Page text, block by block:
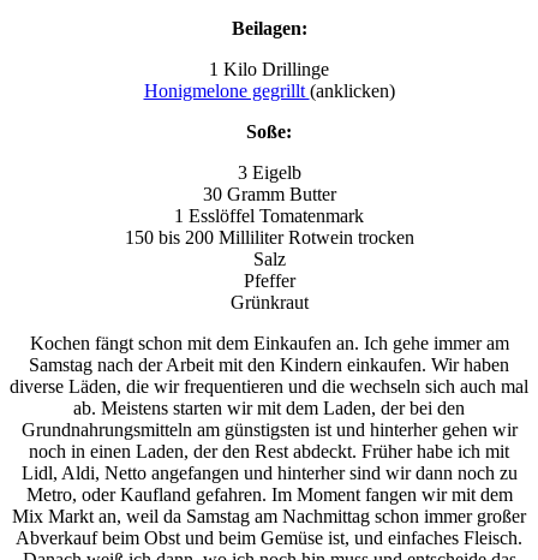
Beilagen:
1 Kilo Drillinge
Honigmelone gegrillt(anklicken)
Soße:
3 Eigelb
30 Gramm Butter
1 Esslöffel Tomatenmark
150 bis 200 Milliliter Rotwein trocken
Salz
Pfeffer
Grünkraut
Kochen fängt schon mit dem Einkaufen an. Ich gehe immer am
Samstag nach der Arbeit mit den Kindern einkaufen. Wir haben
diverse Läden, die wir frequentieren und die wechseln sich auch mal
ab. Meistens starten wir mit dem Laden, der bei den
Grundnahrungsmitteln am günstigsten ist und hinterher gehen wir
noch in einen Laden, der den Rest abdeckt. Früher habe ich mit
Lidl, Aldi, Netto angefangen und hinterher sind wir dann noch zu
Metro, oder Kaufland gefahren. Im Moment fangen wir mit dem
Mix Markt an, weil da Samstag am Nachmittag schon immer großer
Abverkauf beim Obst und beim Gemüse ist, und einfaches Fleisch.